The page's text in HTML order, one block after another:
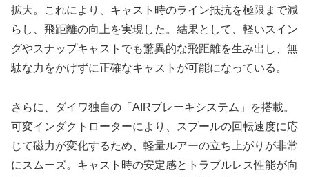
拡大。これにより、キャスト時のライン抵抗を極限まで減
らし、飛距離の向上を実現した。結果として、軽いスイン
グやスナップキャストでも驚異的な飛距離を生み出し、無
駄な力をかけずに正確なキャストが可能になっている。
さらに、ダイワ独自の「AIRブレーキシステム」を搭載。
可変インダクトローターにより、スプールの回転速度に応
じて磁力が変化するため、軽量ルアーの立ち上がりが非常
にスムーズ。キャスト時の安定感とトラブルレス性能が向